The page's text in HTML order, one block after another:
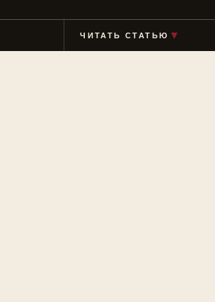
ЧИТАТЬ СТАТЬЮ ▼